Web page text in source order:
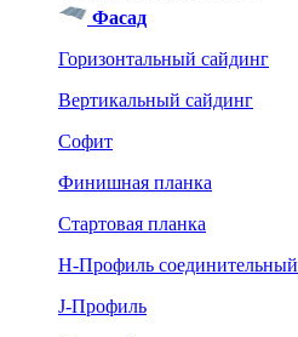
Фасад
Горизонтальный сайдинг
Вертикальный сайдинг
Софит
Финишная планка
Стартовая планка
Н-Профиль соединительный
J-Профиль